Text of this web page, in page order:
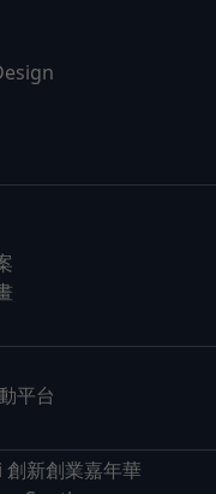
平台
新創業嘉年華